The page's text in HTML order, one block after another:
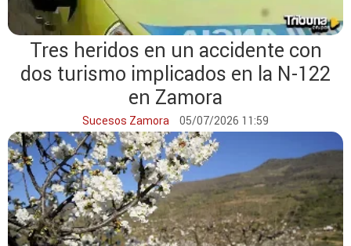
Tres heridos en un accidente con
dos turismo implicados en la N-122
en Zamora
Sucesos Zamora 05/07/2026 11:59